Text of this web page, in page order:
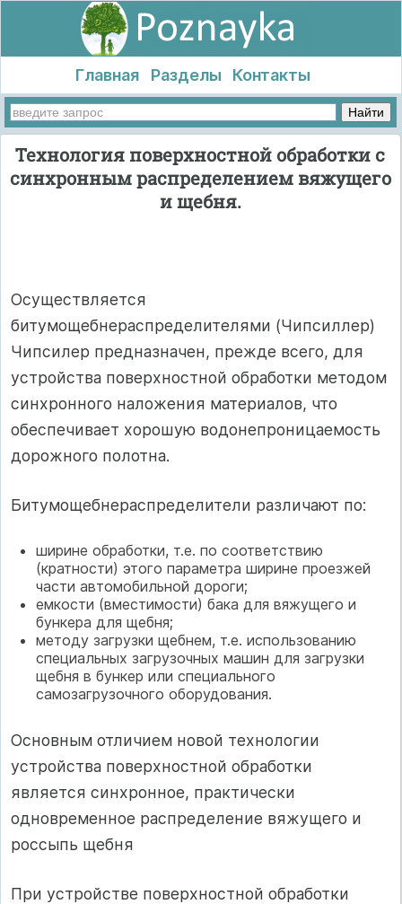
Главная Разделы Контакты
Технология поверхностной обработки с
синхронным распределением вяжущего
и щебня.
Осуществляется
битумощебнераспределителями (Чипсиллер)
Чипсилер предназначен, прежде всего, для
устройства поверхностной обработки методом
синхронного наложения материалов, что
обеспечивает хорошую водонепроницаемость
дорожного полотна.
Битумощебнераспределители различают по:
ширине обработки, т.е. по соответствию
(кратности) этого параметра ширине проезжей
части автомобильной дороги;
емкости (вместимости) бака для вяжущего и
бункера для щебня;
методу загрузки щебнем, т.е. использованию
специальных загрузочных машин для загрузки
щебня в бункер или специального
самозагрузочного оборудования.
Основным отличием новой технологии
устройства поверхностной обработки
является синхронное, практически
одновременное распределение вяжущего и
россыпь щебня
При устройстве поверхностной обработки